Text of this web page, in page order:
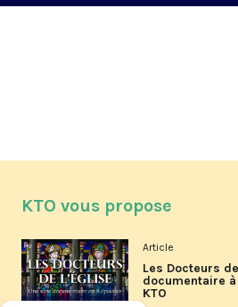
KTO vous propose
Article
Les Docteurs
documentaire
KTO